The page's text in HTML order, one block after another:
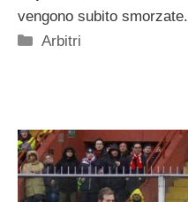
vengono subito smorzate.
Categorie
Arbitri